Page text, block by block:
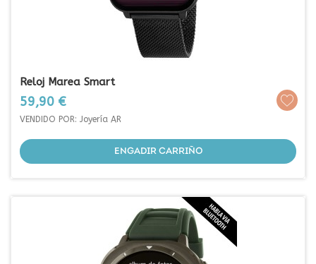
Reloj Marea Smart
Prezo
59,90 €
VENDIDO POR: Joyería AR
ENGADIR CARRIÑO